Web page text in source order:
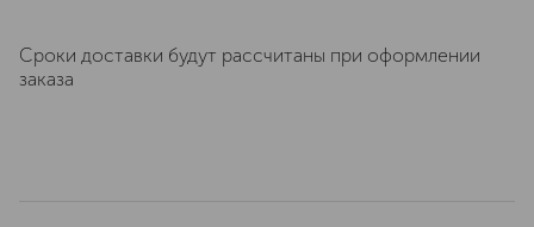
Сроки доставки будут рассчитаны при оформлении
заказа